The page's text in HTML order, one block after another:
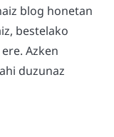
blog honetan
bestelako
Azken
duzunaz